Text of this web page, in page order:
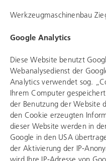
Werkzeugmaschinenbau
Google Analytics
Diese Website benutzt
Webanalysedienst der
Analytics verwendet sog.
Ihrem Computer
der Benutzung der Website
den Cookie erzeugten
dieser Website werden in
Google in den USA
der Aktivierung der IP-
wird Ihre IP-Adresse von